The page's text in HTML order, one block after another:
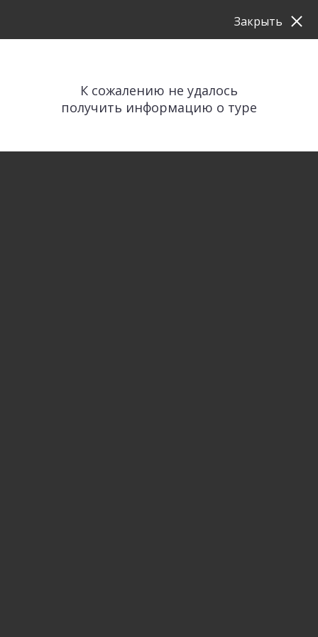
К сожалению не удалось
получить информацию о туре
Закрыть